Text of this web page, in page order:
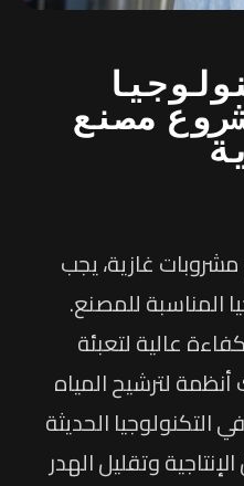
مصنع
غازية، يجب
المناسبة للمصنع.
عالية لتعبئة
لترشيح المياه
التكنولوجيا الحديثة
وتقليل الهدر